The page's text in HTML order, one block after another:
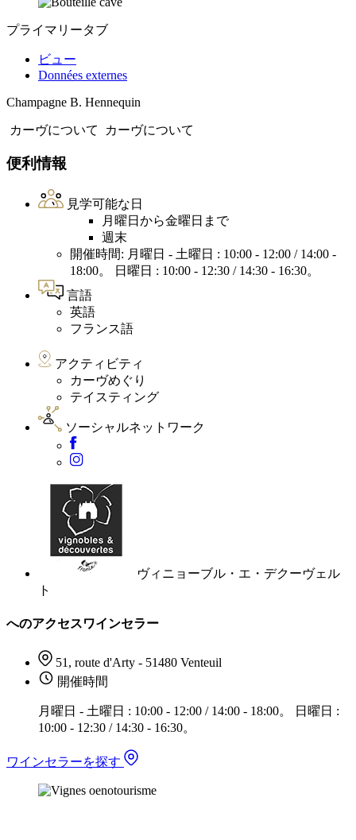
プライマリータブ
ビュー
Données externes
Champagne B. Hennequin
カーヴについて カーヴについて
便利情報
見学可能な日
月曜日から金曜日まで
週末
開催時間: 月曜日 - 土曜日 : 10:00 - 12:00 / 14:00 -
18:00。 日曜日 : 10:00 - 12:30 / 14:30 - 16:30。
言語
英語
フランス語
アクティビティ
カーヴめぐり
テイスティング
ソーシャルネットワーク
ヴィニョーブル・エ・デクーヴェル
ト
へのアクセスワインセラー
51, route d'Arty - 51480 Venteuil
開催時間
月曜日 - 土曜日 : 10:00 - 12:00 / 14:00 - 18:00。 日曜日 :
10:00 - 12:30 / 14:30 - 16:30。
ワインセラーを探す